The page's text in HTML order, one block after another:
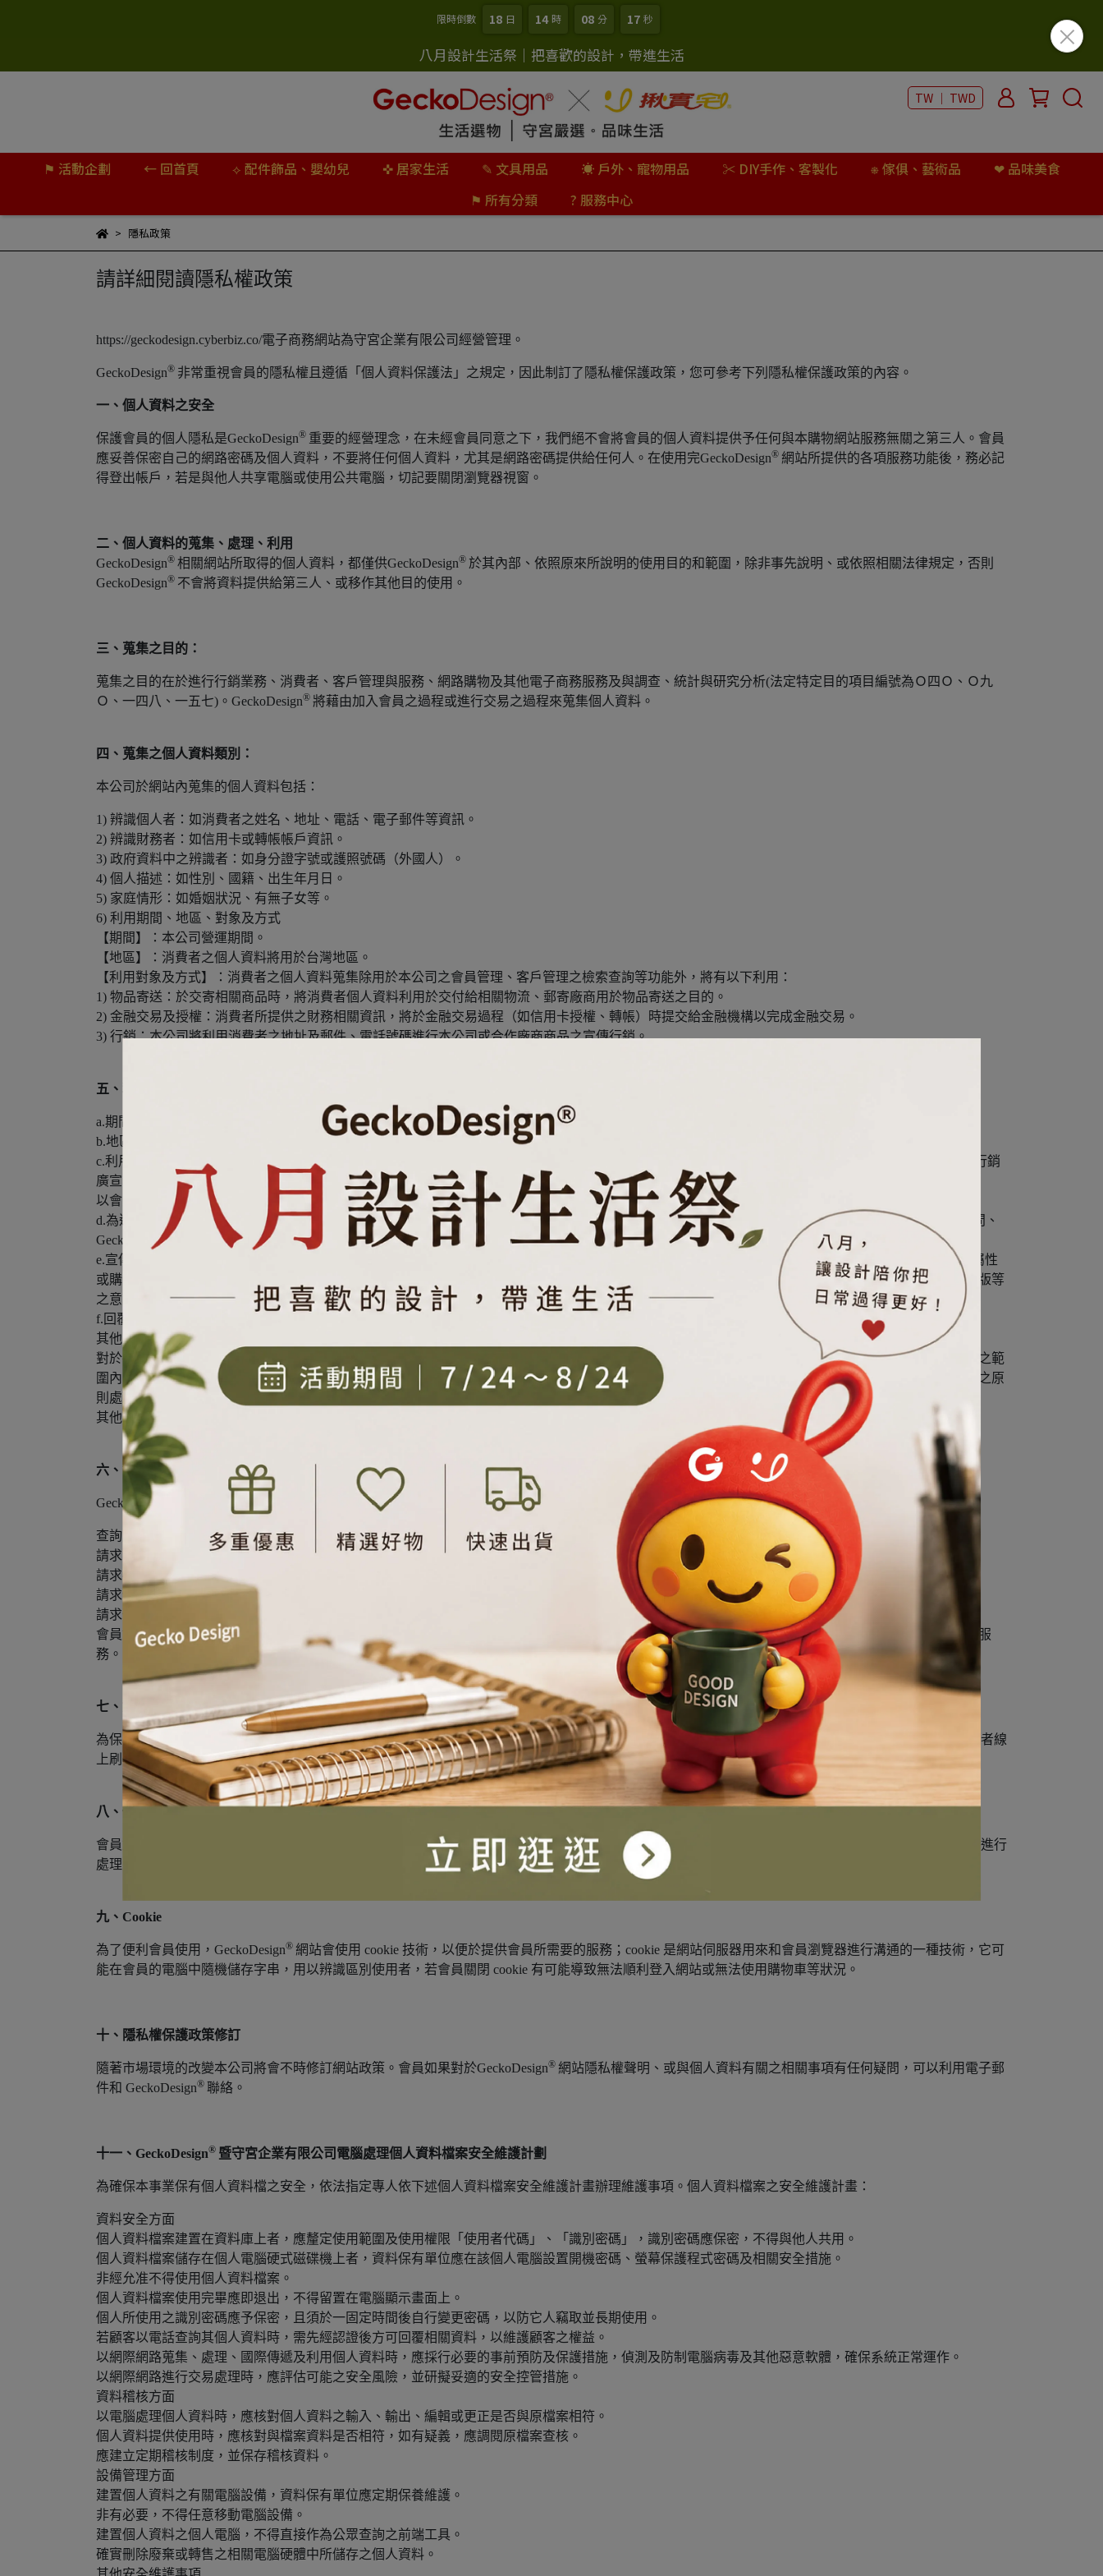
限時倒數 18 日 14 時 08 分 16 秒
八月設計生活祭｜把喜歡的設計，帶進生活
TW ｜ TWD
⚑ 活動企劃 ← 回首頁 ⟡ 配件飾品、嬰幼兒 ✜ 居家生活 ✎ 文具用品 ☀ 戶外、寵物用品 ✂ DIY手作、客製化 ⎈ 傢俱、藝術品
❤︎ 品味美食
⚑ 所有分類
? 服務中心
隱私政策
請詳細閱讀隱私權政策
https://geckodesign.cyberbiz.co/電子商務網站為守宮企業有限公司經營管理。
GeckoDesign® 非常重視會員的隱私權且遵循「個人資料保護法」之規定，因此制訂了隱私權保護政策，您可參考下列隱私權保護政策的內容。
一、個人資料之安全
保護會員的個人隱私是GeckoDesign® 重要的經營理念，在未經會員同意之下，我們絕不會將會員的個人資料提供予任何與本購物網站服務無關之第三人。會員
應妥善保密自己的網路密碼及個人資料，不要將任何個人資料，尤其是網路密碼提供給任何人。在使用完GeckoDesign® 網站所提供的各項服務功能後，務必記
得登出帳戶，若是與他人共享電腦或使用公共電腦，切記要關閉瀏覽器視窗。
二、個人資料的蒐集、處理、利用
GeckoDesign® 相關網站所取得的個人資料，都僅供GeckoDesign® 於其內部、依照原來所說明的使用目的和範圍，除非事先說明、或依照相關法律規定，否則
GeckoDesign® 不會將資料提供給第三人、或移作其他目的使用。
三、蒐集之目的：
蒐集之目的在於進行行銷業務、消費者、客戶管理與服務、網路購物及其他電子商務服務及與調查、統計與研究分析(法定特定目的項目編號為Ｏ四Ｏ、Ｏ九
Ｏ、一四八、一五七)。GeckoDesign® 將藉由加入會員之過程或進行交易之過程來蒐集個人資料。
四、蒐集之個人資料類別：
本公司於網站內蒐集的個人資料包括：
1) 辨識個人者：如消費者之姓名、地址、電話、電子郵件等資訊。
2) 辨識財務者：如信用卡或轉帳帳戶資訊。
3) 政府資料中之辨識者：如身分證字號或護照號碼（外國人）。
4) 個人描述：如性別、國籍、出生年月日。
5) 家庭情形：如婚姻狀況、有無子女等。
6) 利用期間、地區、對象及方式
【期間】：本公司營運期間。
【地區】：消費者之個人資料將用於台灣地區。
【利用對象及方式】：消費者之個人資料蒐集除用於本公司之會員管理、客戶管理之檢索查詢等功能外，將有以下利用：
1) 物品寄送：於交寄相關商品時，將消費者個人資料利用於交付給相關物流、郵寄廠商用於物品寄送之目的。
2) 金融交易及授權：消費者所提供之財務相關資訊，將於金融交易過程（如信用卡授權、轉帳）時提交給金融機構以完成金融交易。
3) 行銷：本公司將利用消費者之地址及郵件、電話號碼進行本公司或合作廠商商品之宣傳行銷。
五、利用期間、地區、對象及方式：
a.期間：會員當事人要求停止使用或GeckoDesign®停止提供服務之日為止。
b.地區：會員之個人資料將用於台灣地區。
c.利用對象及方式：會員之個人資料蒐集除用於GeckoDesign
之會員管理、客戶管理之檢索查詢等功能外，亦將利用於辨識身份、金流服務、物流服務、行銷
廣宣等。例示如下：
以會員身份使用GeckoDesign
提供之各項服務時，於頁面中自動顯示會員資訊。
d.為遂行交易行為：會員對商品或勞務為預約、下標、購買、參與贈獎等之活動或從事其他交易時，關於商品配送、勞務提供、價金給付、回覆客戶之詢問、
GeckoDesign®
對會員之詢問、相關售後服務及其他遂行交易所必要之業務。
e.宣傳廣告或行銷等：提供會員各種電子雜誌等資訊、透過電子郵件、郵件、電話等提供與服務有關之資訊。將會員所瀏覽之內容或廣告，依客戶之個人屬性
或購買紀錄、GeckoDesign
網站之瀏覽紀錄等項目，進行個人化作業、會員使用服務之分析、新服務之開發或既有服務之改善等。針對民調、活動、留言版等
之意見，或其他服務關連事項，與會員進行聯繫。
f.回覆客戶之詢問：針對會員透過電子郵件、郵件、傳真、電話或其他任何直接間接連絡方式向GeckoDesign
所提出之詢問進行回覆。
其他業務附隨之事項：附隨於上述a至d.之利用目的，而為GeckoDesign
對於各別服務提供者之資訊提供：會員對服務提供者之商品或勞務為預約、下標、購買、參加贈獎活動或申請其他交易時，GeckoDesign®於該交易所必要之範
圍內，得將會員之個人資料檔案提供予服務提供者，並由服務提供者負責管理該個人資料檔案。GeckoDesign
將以規約課予服務提供者依保障會員隱私權之原
則處理個人資料之義務，但無法保證服務提供者會必然遵守。詳細內容，請向各別服務提供者洽詢。
其他：提供個別服務時，亦可能於上述規定之目的以外，利用個人資料。此時將在該個別服務之網頁載明其要旨。
六、會員就個人資料之權利：
GeckoDesign 所蒐集個人資料之當事人，依個人資料保護法得對GeckoDesign® 行使以下權利：
查詢或請求閱覽。
請求製給複製本。
請求補充或更正。
請求停止蒐集、處理或利用。
請求刪除。
會員如欲行使上述權利，可與GeckoDesign
客服連絡進行申請。如拒絕提供加入會員所需必要之資料，將可能導致無法享受完整服務或完全無法使用該項服
務。
七、資料安全
為保障會員的隱私及安全，GeckoDesign®會員帳號資料會用密碼保護。GeckoDesign®並盡力以合理之技術及程序，保障所有個人資料之安全。為確保消費者線
上刷卡的安全，我們採用綠界科技股份有限公司所開發的電子金流機制，您在GeckoDesign® 線上刷卡交易的整個過程，受到 128-bit SSL 安全加密保護。
八、個人資料查詢或更正的方式
會員對於其個人資料，有查詢及閱覽、製給複製本、補充或更正、停止電腦處理及利用、刪除等需求時，可以與GeckoDesign
將迅速進行
處理。
九、Cookie
為了便利會員使用，GeckoDesign® 網站會使用 cookie 技術，以便於提供會員所需要的服務；cookie 是網站伺服器用來和會員瀏覽器進行溝通的一種技術，它可
能在會員的電腦中隨機儲存字串，用以辨識區別使用者，若會員關閉 cookie 有可能導致無法順利登入網站或無法使用購物車等狀況。
十、隱私權保護政策修訂
隨著市場環境的改變本公司將會不時修訂網站政策。會員如果對於GeckoDesign® 網站隱私權聲明、或與個人資料有關之相關事項有任何疑問，可以利用電子郵
件和 GeckoDesign® 聯絡。
十一、GeckoDesign® 暨守宮企業有限公司電腦處理個人資料檔案安全維護計劃
為確保本事業保有個人資料檔之安全，依法指定專人依下述個人資料檔案安全維護計畫辦理維護事項。個人資料檔案之安全維護計畫：
資料安全方面
個人資料檔案建置在資料庫上者，應釐定使用範圍及使用權限「使用者代碼」、「識別密碼」，識別密碼應保密，不得與他人共用。
個人資料檔案儲存在個人電腦硬式磁碟機上者，資料保有單位應在該個人電腦設置開機密碼、螢幕保護程式密碼及相關安全措施。
非經允准不得使用個人資料檔案。
個人資料檔案使用完畢應即退出，不得留置在電腦顯示畫面上。
個人所使用之識別密碼應予保密，且須於一固定時間後自行變更密碼，以防它人竊取並長期使用。
若顧客以電話查詢其個人資料時，需先經認證後方可回覆相關資料，以維護顧客之權益。
以網際網路蒐集、處理、國際傳遞及利用個人資料時，應採行必要的事前預防及保護措施，偵測及防制電腦病毒及其他惡意軟體，確保系統正常運作。
以網際網路進行交易處理時，應評估可能之安全風險，並研擬妥適的安全控管措施。
資料稽核方面
以電腦處理個人資料時，應核對個人資料之輸入、輸出、編輯或更正是否與原檔案相符。
個人資料提供使用時，應核對與檔案資料是否相符，如有疑義，應調閱原檔案查核。
應建立定期稽核制度，並保存稽核資料。
設備管理方面
建置個人資料之有關電腦設備，資料保有單位應定期保養維護。
非有必要，不得任意移動電腦設備。
建置個人資料之個人電腦，不得直接作為公眾查詢之前端工具。
確實刪除廢棄或轉售之相關電腦硬體中所儲存之個人資料。